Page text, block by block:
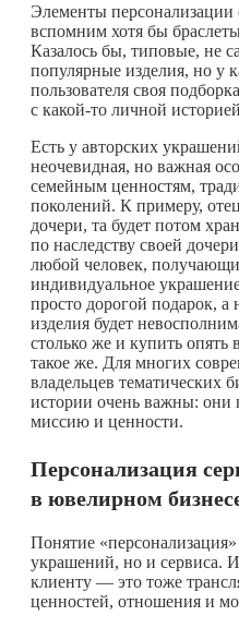
Элементы персонализации
вспомним хотя бы
Казалось бы, типовые, не
популярные изделия, но у
пользователя своя
с какой-то личной
Есть у авторских
неочевидная, но важная
семейным ценностям,
поколений. К примеру,
дочери, та будет потом
по наследству своей
любой человек,
индивидуальное
просто дорогой подарок, а
изделия будет
столько же и купить опять
такое же. Для многих
владельцев тематических
истории очень важны: они
миссию и ценности.
Персонализация
в ювелирном
Понятие «персонализация»
украшений, но и сервиса.
клиенту — это тоже
ценностей, отношения и